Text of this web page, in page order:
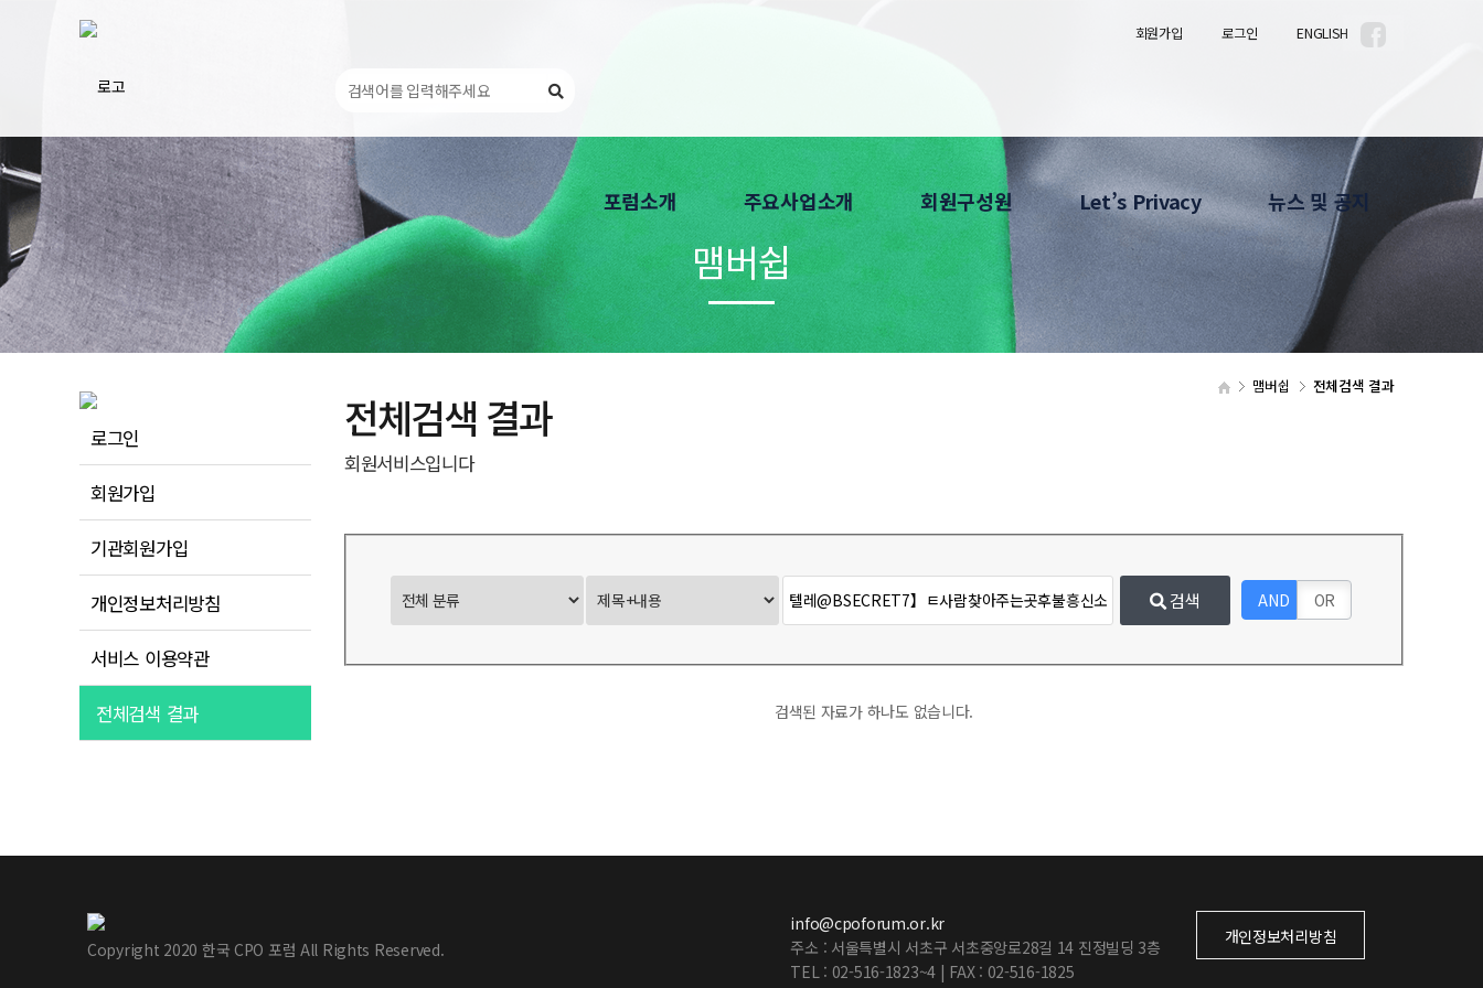
회원가입 로그인 ENGLISH
포럼소개
인사말
연혁
한국CPO포럼은
주요사업소개
Privacy Round UP
개인정보보호 심포지엄
회원 워크샵
회원구성원
회원가입 안내
회원기관 소개
Let’s Privacy
Privacy Column
사진자료
HOT LINE
뉴스 및 공지
공지사항
Privacy News
News Letter
맴버쉽 전체검색 결과
맴버쉽
로그인
회원가입
기관회원가입
개인정보처리방침
서비스 이용약관
전체검색 결과
전체검색 결과
회원서비스입니다
검색 AND OR
검색된 자료가 하나도 없습니다.
Copyright 2020 한국 CPO 포럼 All Rights Reserved.
info@cpoforum.or.kr
주소 : 서울특별시 서초구 서초중앙로28길 14 진정빌딩 3층
TEL : 02-516-1823~4 | FAX : 02-516-1825
개인정보처리방침